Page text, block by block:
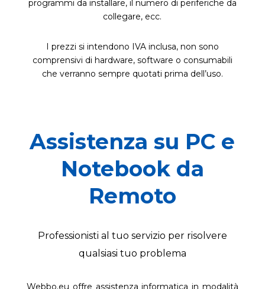
programmi da installare, il numero di periferiche da
collegare, ecc.
I prezzi si intendono IVA inclusa, non sono
comprensivi di hardware, software o consumabili
che verranno sempre quotati prima dell’uso.
Assistenza su PC e
Notebook da
Remoto
Professionisti al tuo servizio per risolvere
qualsiasi tuo problema
Webbo.eu offre assistenza informatica in modalità